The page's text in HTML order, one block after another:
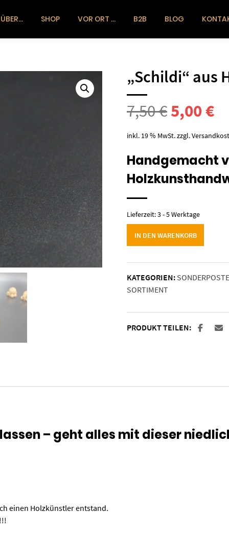
ÜBER… SHOP VOR ORT … B2B BLOG
„Schildi“ aus
7,50€
Preis
war:
7,50 €
5,00€
inkl. 19 % MwSt.zzgl.
Handgemacht
Lieferzeit:3 - 5 Werktage
Mini
Menge
IN DEN WARENKORB
KATEGORIEN:
SORTIMENT
PRODUKT TEILEN:
lassen – geht alles mit dieser
einen Holzkünstler entstand.